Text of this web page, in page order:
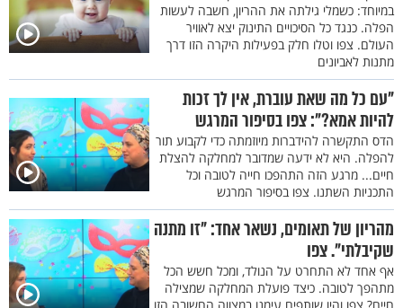
במיוחד: כשמלי גילתה את ההריון, חשבה לעשות
הפלה. כנגד כל הסיכויים התינוק יצא לאוויר
העולם. צפו וטלו חלק בפעילות היקרה הזו דרך
מתנות לאביונים
"עם כל מה שאת עוברת, אין לך זכות
להיות אמא?": צפו בסיפור המרגש
הדס התקשרה להידברות מיוזמתה כדי לקבוע תור
להפלה. היא לא ידעה שמדובר למחלקה להצלת
חיים... מרגע הזה התהפכו חייה לטובה וכל
התכניות השתנו. צפו בסיפור המרגש
מהריון של תאומים, נשאר אחד: "זו מתנה
שקיבלתי". צפו
אף אחד לא התחרט על הנולד, ומכל חשש הכל
מתהפך לטובה. כיצד פועלת המחלקה שמצילה